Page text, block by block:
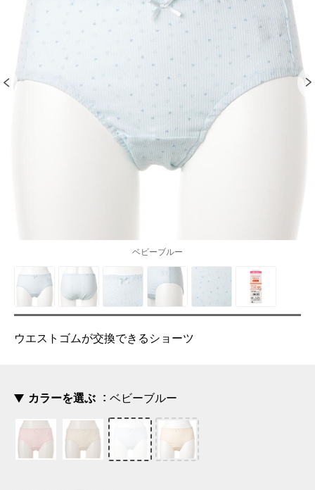
ベビーブルー
ウエストゴムが交換できるショーツ
カラーを選ぶ ベビーブルー